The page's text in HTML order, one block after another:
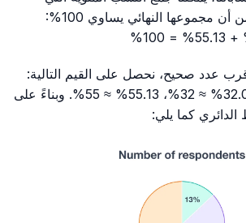
حصلنا عليها للتأكد من أن مجموعها النهائي يساوي 100%:
عدد صحيح، نحصل على القيم التالية:
12.82% ≈ 13%، 32.05% ≈ 32%، 55.13% ≈ 55%. وبناءً على
كما يلي: